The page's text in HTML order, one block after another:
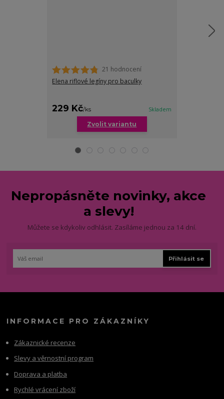
21 hodnocení
Elena riflové legíny pro baculky
229 Kč/ks Skladem
Zvolit variantu
Nepropásněte novinky, akce
a slevy!
Můžete se kdykoliv odhlásit. Zasíláme jednou za 14 dní.
Přihlásit se
INFORMACE PRO ZÁKAZNÍKY
Zákaznické recenze
Slevy a věrnostní program
Doprava a platba
Rychlé vrácení zboží